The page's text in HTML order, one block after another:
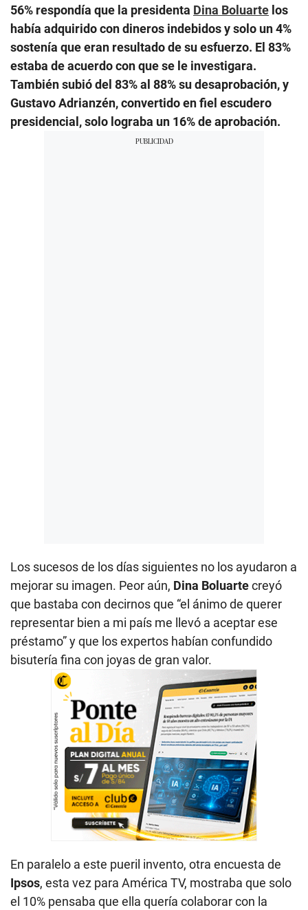
56% respondía que la presidenta Dina Boluarte los
había adquirido con dineros indebidos y solo un 4%
sostenía que eran resultado de su esfuerzo. El 83%
estaba de acuerdo con que se le investigara.
También subió del 83% al 88% su desaprobación, y
Gustavo Adrianzén, convertido en fiel escudero
presidencial, solo lograba un 16% de aprobación.
Los sucesos de los días siguientes no los ayudaron a
mejorar su imagen. Peor aún, Dina Boluartecreyó
que bastaba con decirnos que “el ánimo de querer
representar bien a mi país me llevó a aceptar ese
préstamo” y que los expertos habían confundido
bisutería fina con joyas de gran valor.
En paralelo a este pueril invento, otra encuesta de
Ipsos, esta vez para América TV, mostraba que solo
el 10% pensaba que ella quería colaborar con la